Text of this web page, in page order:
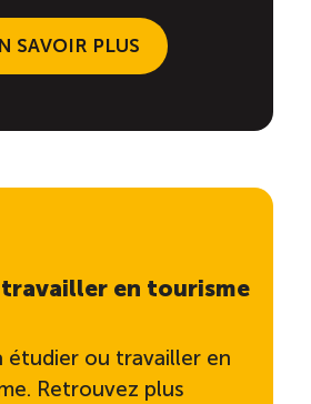
SAVOIR PLUS
en tourisme
étudier ou travailler en
Retrouvez plus